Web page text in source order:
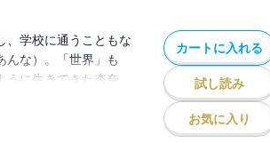
、学校に通うこともな
んな）。「世界」も
に生きてきた杏奈。
ちの毒牙が迫っ
カートに入れる
試し読み
お気に入り